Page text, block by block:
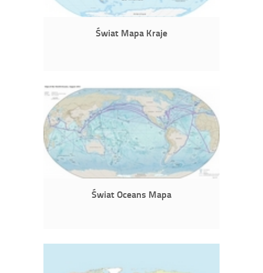
Świat Mapa Kraje
Świat Oceans Mapa